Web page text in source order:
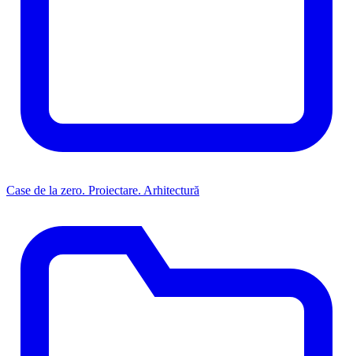
Case de la zero. Proiectare. Arhitectură